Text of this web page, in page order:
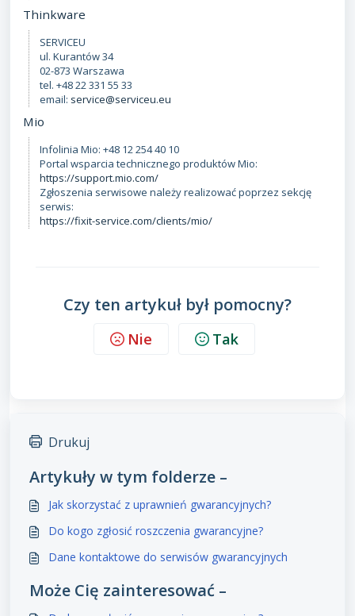
Thinkware
SERVICEU
ul. Kurantów 34
02-873 Warszawa
tel. +48 22 331 55 33
email: service@serviceu.eu
Mio
Infolinia Mio: +48 12 254 40 10
Portal wsparcia technicznego produktów Mio:
https://support.mio.com/
Zgłoszenia serwisowe należy realizować poprzez sekcję
serwis:
https://fixit-service.com/clients/mio/
Czy ten artykuł był pomocny?
Nie Tak
Drukuj
Artykuły w tym folderze –
Jak skorzystać z uprawnień gwarancyjnych?
Do kogo zgłosić roszczenia gwarancyjne?
Dane kontaktowe do serwisów gwarancyjnych
Może Cię zainteresować –